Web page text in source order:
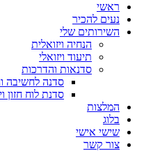
ראשי
נעים להכיר
השירותים שלי
הנחיה ויזואלית
תיעוד ויזואלי
סדנאות והדרכות
סדנה לחשיבה
סדנת לוח חזון
המלצות
בלוג
שישי אישי
צור קשר